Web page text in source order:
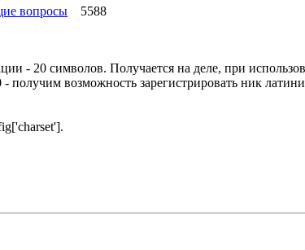
вопросы
5588
- 20 символов. Получается на деле, при
получим возможность зарегистрировать ник